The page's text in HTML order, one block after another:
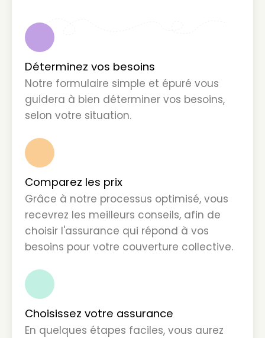
Déterminez vos besoins
Notre formulaire simple et épuré vous
guidera à bien déterminer vos besoins,
selon votre situation.
Comparez les prix
Grâce à notre processus optimisé, vous
recevrez les meilleurs conseils, afin de
choisir l'assurance qui répond à vos
besoins pour votre couverture collective.
Choisissez votre assurance
En quelques étapes faciles, vous aurez